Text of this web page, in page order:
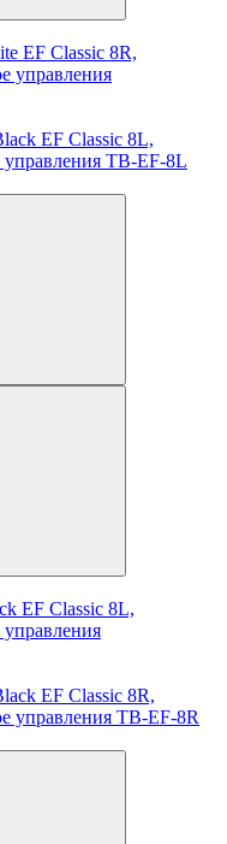
EF Classic 8R,
управления
EF Classic 8L,